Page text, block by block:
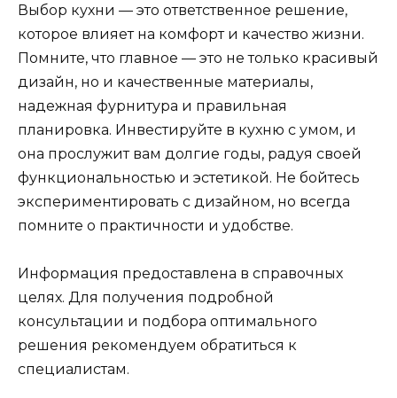
Выбор кухни — это ответственное решение,
которое влияет на комфорт и качество жизни.
Помните, что главное — это не только красивый
дизайн, но и качественные материалы,
надежная фурнитура и правильная
планировка. Инвестируйте в кухню с умом, и
она прослужит вам долгие годы, радуя своей
функциональностью и эстетикой. Не бойтесь
экспериментировать с дизайном, но всегда
помните о практичности и удобстве.
Информация предоставлена в справочных
целях. Для получения подробной
консультации и подбора оптимального
решения рекомендуем обратиться к
специалистам.